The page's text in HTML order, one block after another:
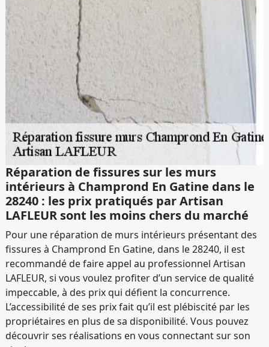
Réparation de fissures sur les murs
intérieurs à Champrond En Gatine dans le
28240 : les prix pratiqués par Artisan
LAFLEUR sont les moins chers du marché
Pour une réparation de murs intérieurs présentant des
fissures à Champrond En Gatine, dans le 28240, il est
recommandé de faire appel au professionnel Artisan
LAFLEUR, si vous voulez profiter d’un service de qualité
impeccable, à des prix qui défient la concurrence.
L’accessibilité de ses prix fait qu’il est plébiscité par les
propriétaires en plus de sa disponibilité. Vous pouvez
découvrir ses réalisations en vous connectant sur son